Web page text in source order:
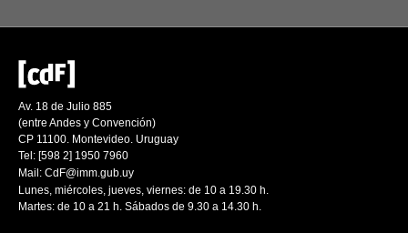
Av. 18 de Julio 885
(entre Andes y Convención)
CP 11100. Montevideo. Uruguay
Tel: [598 2] 1950 7960
Mail: CdF@imm.gub.uy
Lunes, miércoles, jueves, viernes: de 10 a 19.30 h.
Martes: de 10 a 21 h. Sábados de 9.30 a 14.30 h.